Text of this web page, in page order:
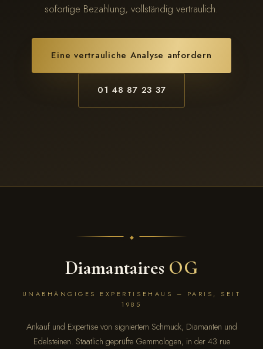
sofortige Bezahlung, vollständig vertraulich.
Eine vertrauliche Analyse anfordern
01 48 87 23 37
Diamantaires OG
UNABHÄNGIGES EXPERTISEHAUS – PARIS, SEIT
1985
Ankauf und Expertise von signiertem Schmuck, Diamanten und
Edelsteinen. Staatlich geprüfte Gemmologen, in der 43 rue